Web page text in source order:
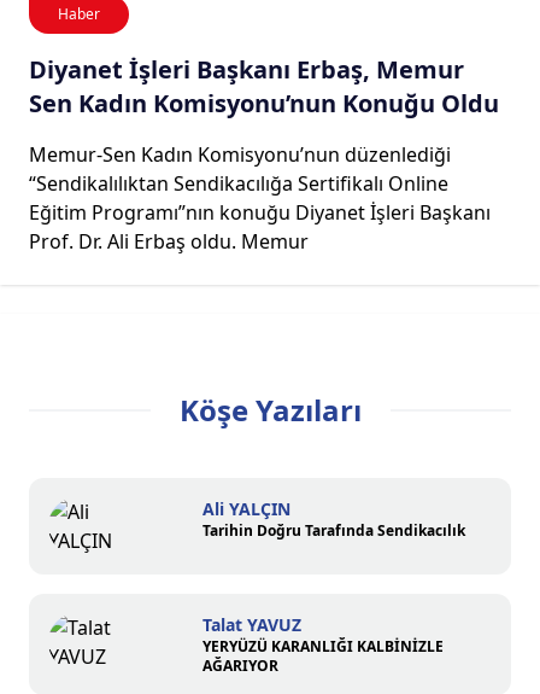
Haber
Diyanet İşleri Başkanı Erbaş, Memur
Sen Kadın Komisyonu’nun Konuğu Oldu
Memur-Sen Kadın Komisyonu’nun düzenlediği
“Sendikalılıktan Sendikacılığa Sertifikalı Online
Eğitim Programı”nın konuğu Diyanet İşleri Başkanı
Prof. Dr. Ali Erbaş oldu. Memur
Köşe Yazıları
Ali YALÇIN
Tarihin Doğru Tarafında Sendikacılık
Talat YAVUZ
YERYÜZÜ KARANLIĞI KALBİNİZLE
AĞARIYOR